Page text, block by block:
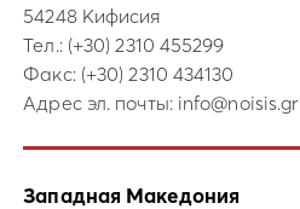
54248 Кифисия
Тел.: (+30) 2310 455299
Факс: (+30) 2310 434130
Адрес эл. почты: info@noisis.gr
Западная Македония